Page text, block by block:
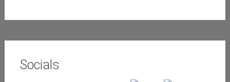
Socials